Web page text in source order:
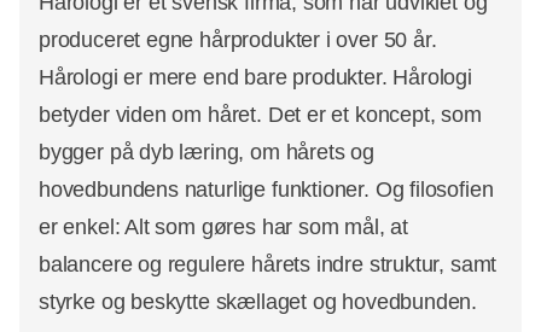
produceret egne hårprodukter i over 50 år.
Hårologi er mere end bare produkter. Hårologi
betyder viden om håret. Det er et koncept, som
bygger på dyb læring, om hårets og
hovedbundens naturlige funktioner. Og filosofien
er enkel: Alt som gøres har som mål, at
balancere og regulere hårets indre struktur, samt
styrke og beskytte skællaget og hovedbunden.